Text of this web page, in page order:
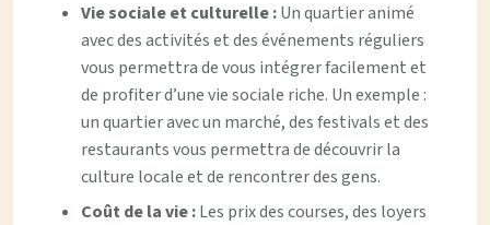
Vie sociale et culturelle :Un quartier animé
avec des activités et des événements réguliers
vous permettra de vous intégrer facilement et
de profiter d’une vie sociale riche. Un exemple :
un quartier avec un marché, des festivals et des
restaurants vous permettra de découvrir la
culture locale et de rencontrer des gens.
Coût de la vie :Les prix des courses, des loyers